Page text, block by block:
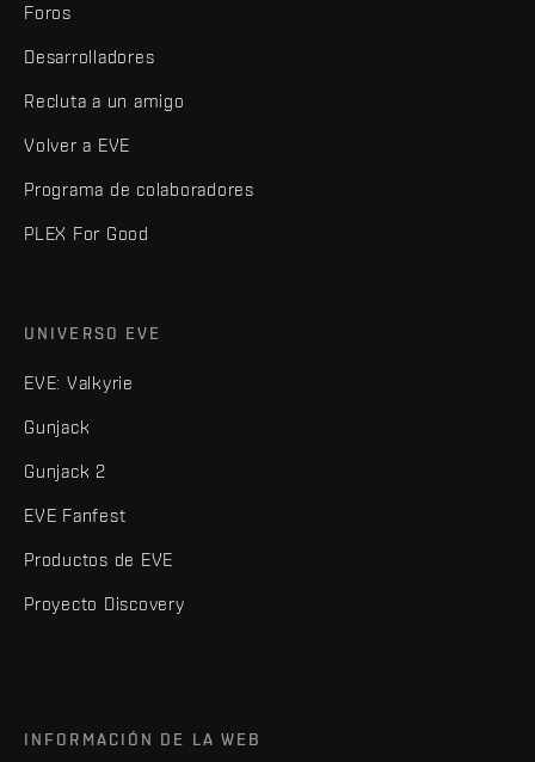
Foros
Desarrolladores
Recluta a un amigo
Volver a EVE
Programa de colaboradores
PLEX For Good
UNIVERSO EVE
EVE: Valkyrie
Gunjack
Gunjack 2
EVE Fanfest
Productos de EVE
Proyecto Discovery
INFORMACIÓN DE LA WEB